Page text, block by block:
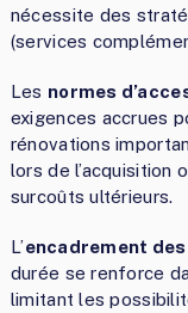
nécessite des
(services
Les normes
exigences accrues
rénovations
lors de l’acquisition
surcoûts ultérieurs.
L’encadrement
durée se renforce
limitant les